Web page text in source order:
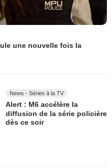
une nouvelle fois la
News - Séries à la TV
Alert : M6 accélère la
diffusion de la série policière
dès ce soir